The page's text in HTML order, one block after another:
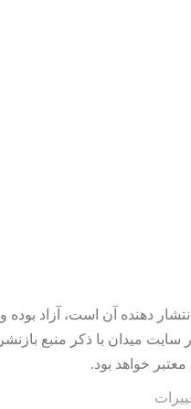
دهنده آن است، آزاد بوده و
میدان با ذکر منبع بازنشر
خواهد بود.